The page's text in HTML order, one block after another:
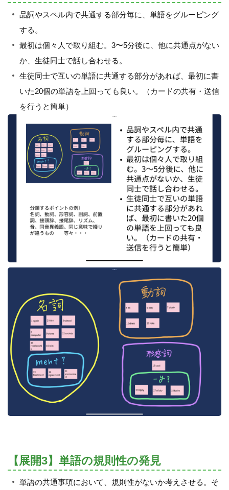
品詞やスペル内で共通する部分毎に、単語をグルーピング
する。
最初は個々人で取り組む。3〜5分後に、他に共通点がない
か、生徒同士で話し合わせる。
生徒同士で互いの単語に共通する部分があれば、最初に書
いた20個の単語を上回っても良い。（カードの共有・送信
を行うと簡単）
【展開3】単語の規則性の発見
単語の共通事項において、規則性がないか考えさせる。そ